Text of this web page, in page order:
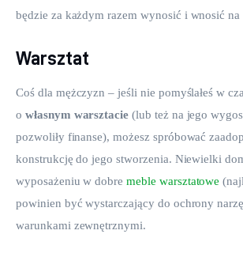
będzie za każdym razem wynosić i wnosić
Warsztat
Coś dla mężczyzn – jeśli nie pomyślałeś w
o własnym warsztacie (lub też na jego
pozwoliły finanse), możesz spróbować
konstrukcję do jego stworzenia. Niewielki
wyposażeniu w dobre meble warsztatowe
powinien być wystarczający do ochrony
warunkami zewnętrznymi.